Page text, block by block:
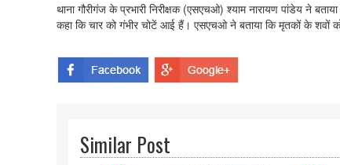
थाना गौरीगंज के प्रभारी निरीक्षक (एसएचओ) श्याम नारायण पांडेय ने
कहा कि चार को गंभीर चोटें आई हैं। एसएचओ ने बताया कि मृतकों के शवों
Similar Post